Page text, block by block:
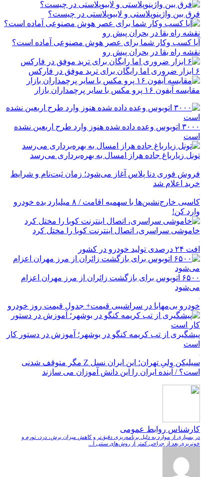
فرق بین واژینوپلاستی و لابیوپلاستی در چیست؟
آیا کسب وکار شما برای عصر هوش مصنوعی آماده است؟
نقشه راه بقا در بحران پیش رو
۶ ابزار ضروری اما رایگان برای ترید موفق در فارکس
مقایسه آیفون ۱۶ پرو مکس با سایر پرچمداران بازار
۳۰۰۰ اتوبوس وعده داده شده هنوز وارد طرح اربعین نشده
است
تونل زیارباغ جاده هراز امسال به بهره‌برداری می‌رسد
فروش فوری دنا پلاس آغاز می‌شود؛ زمان ثبت‌نام و شرایط
خرید اعلام شد
کاسبی خارج‌نشین‌ها با سهمیه اقامت / ۸ میلیارد بده خودرو
وارد کن!
خاموشی سراسری، اتصال اینترنت کوبا را مختل کرد
افت ۲۴ درصدی تولید خودرو در کشور
۶۵۰۰ اتوبوس برای بازگشت زائران از مرز مهران اعزام
می‌شود
خودرو بی‌مهابا در سراشیبی قیمت+ جدول قیمت روز خودرو
پیشگیری از تب کریمه کنگو در بوشهر؛ آموزش در دستور کار
است
سیلیکن ولیِ تهران؛ این ایران نسل Z مگر متوقف شدنی
است؟ / آینده ایران را این دانش آموزان می سازند
کارشناس روابط عمومی
در بسیاری از موارد به دلیل برنامه‌ریزی دقیق‌تر و کاهش میزان برش، درد، تورم و
خونریزی بعد از جراحی کمتر از روش‌های سنتی ا...